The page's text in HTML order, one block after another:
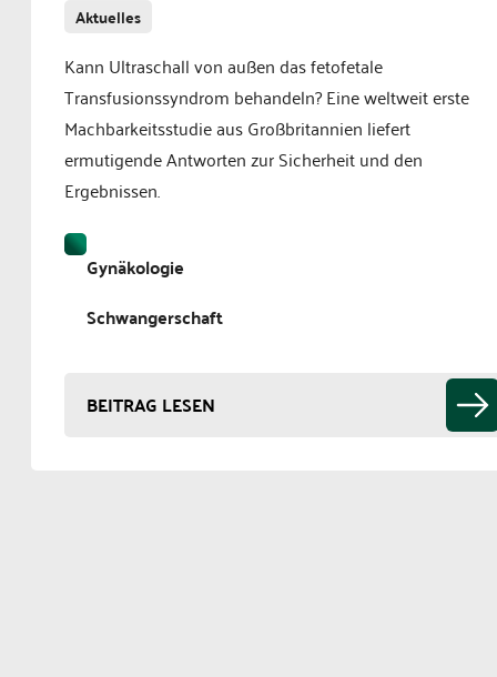
Aktuelles
Kann Ultraschall von außen das fetofetale
Transfusionssyndrom behandeln? Eine weltweit erste
Machbarkeitsstudie aus Großbritannien liefert
ermutigende Antworten zur Sicherheit und den
Ergebnissen.
Gynäkologie
Schwangerschaft
BEITRAG LESEN